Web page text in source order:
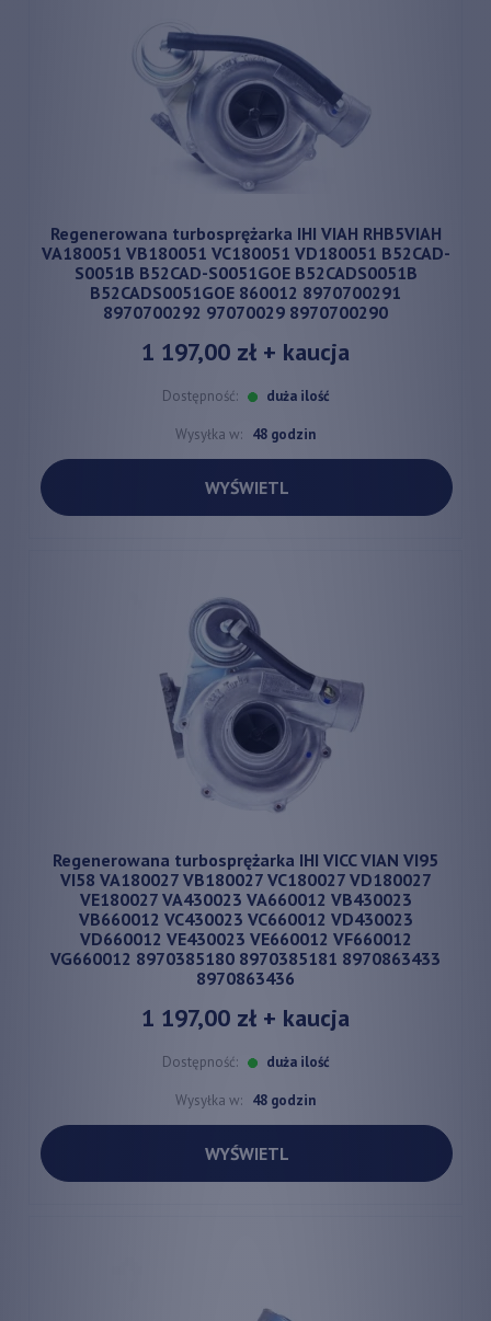
Regenerowana turbosprężarka IHI VIAH RHB5VIAH
VA180051 VB180051 VC180051 VD180051 B52CAD-
S0051B B52CAD-S0051GOE B52CADS0051B
B52CADS0051GOE 860012 8970700291
8970700292 97070029 8970700290
1 197,00 zł + kaucja
Dostępność: duża ilość
Wysyłka w: 48 godzin
WYŚWIETL
Regenerowana turbosprężarka IHI VICC VIAN VI95
VI58 VA180027 VB180027 VC180027 VD180027
VE180027 VA430023 VA660012 VB430023
VB660012 VC430023 VC660012 VD430023
VD660012 VE430023 VE660012 VF660012
VG660012 8970385180 8970385181 8970863433
8970863436
1 197,00 zł + kaucja
Dostępność: duża ilość
Wysyłka w: 48 godzin
WYŚWIETL